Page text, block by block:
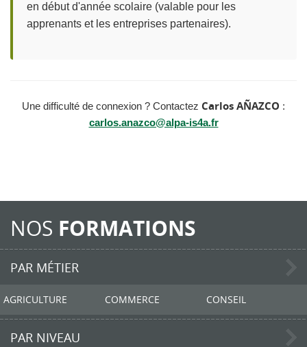
en début d'année scolaire (valable pour les
apprenants et les entreprises partenaires).
Une difficulté de connexion ? Contactez Carlos AÑAZCO :
carlos.anazco@alpa-is4a.fr
NOS FORMATIONS
PAR MÉTIER
AGRICULTURE COMMERCE CONSEIL
PAR NIVEAU